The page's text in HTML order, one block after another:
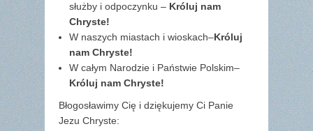
służby i odpoczynku – Króluj nam
Chryste!
W naszych miastach i wioskach–Króluj
nam Chryste!
W całym Narodzie i Państwie Polskim–
Króluj nam Chryste!
Błogosławimy Cię i dziękujemy Ci Panie
Jezu Chryste: